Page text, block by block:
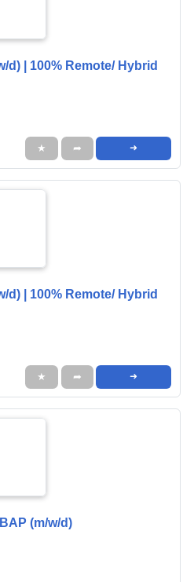
d) | 100% Remote/ Hybrid
★ ➦ ➜
d) | 100% Remote/ Hybrid
★ ➦ ➜
(m/w/d)